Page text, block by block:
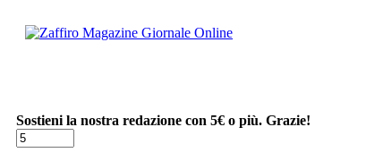
Sostieni la nostra redazione con 5€ o più. Grazie!